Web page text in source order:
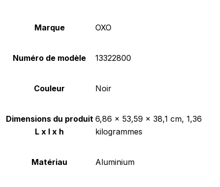
Marque ‎OXO
Numéro de modèle ‎13322800
Couleur ‎Noir
Dimensions du produit
L x l x h
‎6,86 x 53,59 x 38,1 cm, 1,36
kilogrammes
Matériau ‎Aluminium